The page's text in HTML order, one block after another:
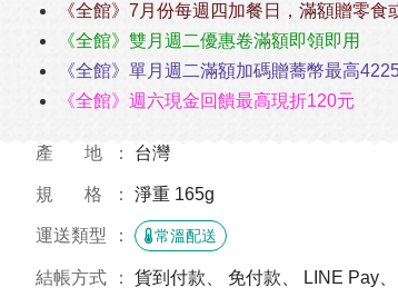
《全館》7月份每週四加餐日，滿額贈零食
《全館》雙月週二優惠卷滿額即領即用
《全館》單月週二滿額加碼贈蕎幣最高
《全館》週六現金回饋最高現折120元
產 地 台灣
規 格 淨重 165g
運送類型 常溫配送
結帳方式
貨到付款、 免付款、 LINE Pay